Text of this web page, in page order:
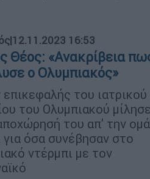
|12.11.2023 16:53
Θέος: «Ανακρίβεια
ο Ολυμπιακός»
του ιατρικού
του Ολυμπιακού μίλησε
του απ' την
για όσα συνέβησαν στο
ντέρμπι με τον